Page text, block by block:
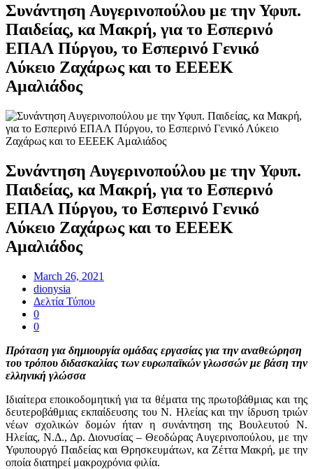
Συνάντηση Αυγερινοπούλου με την Υφυπ.
Παιδείας, κα Μακρή, για το Εσπερινό
ΕΠΑΛ Πύργου, το Εσπερινό Γενικό
Λύκειο Ζαχάρως και το ΕΕΕΕΚ
Αμαλιάδος
Συνάντηση Αυγερινοπούλου με την Υφυπ.
Παιδείας, κα Μακρή, για το Εσπερινό
ΕΠΑΛ Πύργου, το Εσπερινό Γενικό
Λύκειο Ζαχάρως και το ΕΕΕΕΚ
Αμαλιάδος
March 26, 2021
dionysia
Δελτία Τύπου
0
0
Πρόταση για δημιουργία ομάδας εργασίας για την αναθεώρηση
του τρόπου διδασκαλίας των ευρωπαϊκών γλωσσών με βάση την
ελληνική γλώσσα
Ιδιαίτερα εποικοδομητική για τα θέματα της πρωτοβάθμιας και της
δευτεροβάθμιας εκπαίδευσης του Ν. Ηλείας και την ίδρυση τριών
νέων σχολικών δομών ήταν η συνάντηση της Βουλευτού Ν.
Ηλείας, Ν.Δ., Δρ. Διονυσίας – Θεοδώρας Αυγερινοπούλου, με την
Υφυπουργό Παιδείας και Θρησκευμάτων, κα Ζέττα Μακρή, με την
οποία διατηρεί μακροχρόνια φιλία.